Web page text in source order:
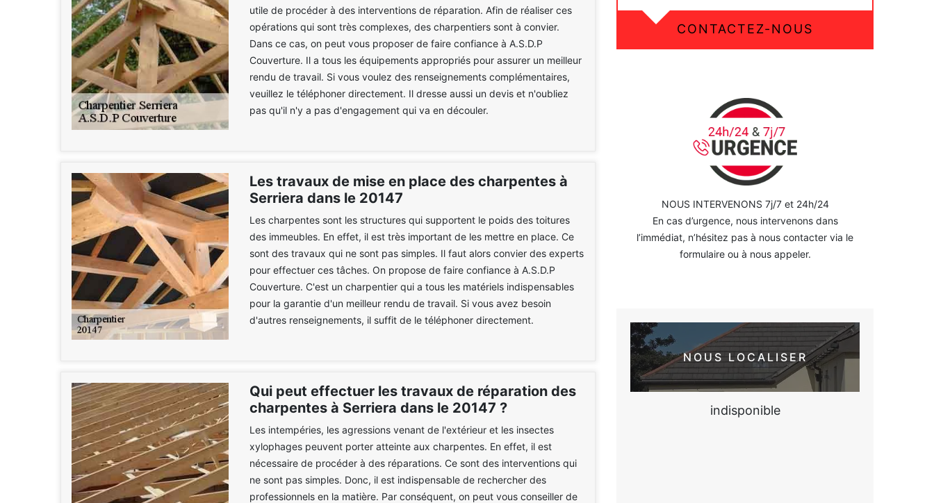
utile de procéder à des interventions de réparation. Afin de réaliser ces
opérations qui sont très complexes, des charpentiers sont à convier.
Dans ce cas, on peut vous proposer de faire confiance à A.S.D.P
Couverture. Il a tous les équipements appropriés pour assurer un meilleur
rendu de travail. Si vous voulez des renseignements complémentaires,
veuillez le téléphoner directement. Il dresse aussi un devis et n'oubliez
pas qu'il n'y a pas d'engagement qui va en découler.
Les travaux de mise en place des charpentes à
Serriera dans le 20147
Les charpentes sont les structures qui supportent le poids des toitures
des immeubles. En effet, il est très important de les mettre en place. Ce
sont des travaux qui ne sont pas simples. Il faut alors convier des experts
pour effectuer ces tâches. On propose de faire confiance à A.S.D.P
Couverture. C'est un charpentier qui a tous les matériels indispensables
pour la garantie d'un meilleur rendu de travail. Si vous avez besoin
d'autres renseignements, il suffit de le téléphoner directement.
Qui peut effectuer les travaux de réparation des
charpentes à Serriera dans le 20147 ?
Les intempéries, les agressions venant de l'extérieur et les insectes
xylophages peuvent porter atteinte aux charpentes. En effet, il est
nécessaire de procéder à des réparations. Ce sont des interventions qui
ne sont pas simples. Donc, il est indispensable de rechercher des
professionnels en la matière. Par conséquent, on peut vous conseiller de
CONTACTEZ-NOUS
NOUS INTERVENONS 7j/7 et 24h/24
En cas d’urgence, nous intervenons dans
l’immédiat, n’hésitez pas à nous contacter via le
formulaire ou à nous appeler.
NOUS LOCALISER
indisponible